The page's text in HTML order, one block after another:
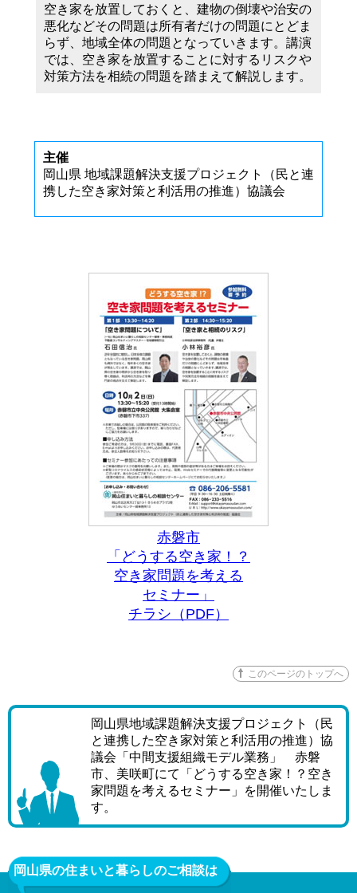
空き家を放置しておくと、建物の倒壊や治安の
悪化などその問題は所有者だけの問題にとどま
らず、地域全体の問題となっていきます。講演
では、空き家を放置することに対するリスクや
対策方法を相続の問題を踏まえて解説します。
主催
岡山県 地域課題解決支援プロジェクト（民と連
携した空き家対策と利活用の推進）協議会
赤磐市
「どうする空き家！？
空き家問題を考える
セミナー」
チラシ（PDF）
域全体の問題となっていきます。講演
を放置することに対するリスクや対策
問題を踏まえて解説します。
岡山県 地域課題解決支援プロジェクト
「どうする空き家！？
空き家問題を考える
セミナー」
チラシ（PDF）
このページのトップへ
岡山県地域課題解決支援プロジェクト（民
と連携した空き家対策と利活用の推進）協
議会「中間支援組織モデル業務」 赤磐
市、美咲町にて「どうする空き家！？空き
家問題を考えるセミナー」を開催いたしま
す。
岡山県の住まいと暮らしのご相談は